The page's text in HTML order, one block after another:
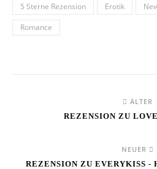
5 Sterne Rezension Erotik
Romance
ÄLTER
REZENSION ZU
NEUER
REZENSION ZU EVERYKISS -